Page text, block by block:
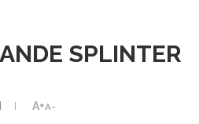
SPLINTER
A+A-